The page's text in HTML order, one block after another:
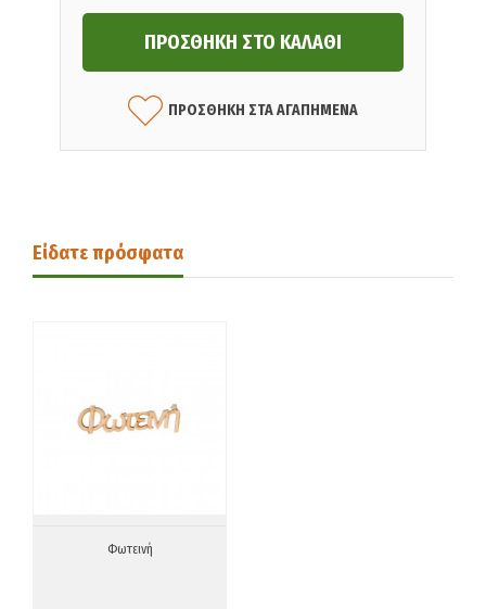
ΠΡΟΣΘΗΚΗ ΣΤΑ ΑΓΑΠΗΜΕΝΑ
Είδατε πρόσφατα
Φωτεινή